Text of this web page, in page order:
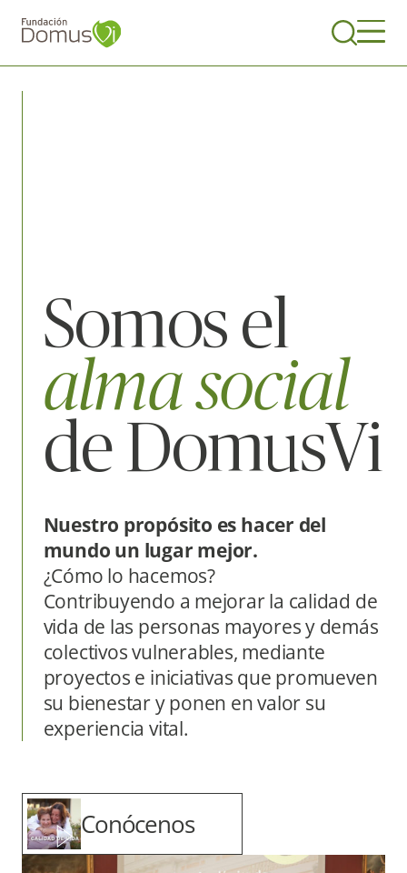
Somos el
alma social
de DomusVi
Nuestro propósito es hacer del
mundo un lugar mejor.
¿Cómo lo hacemos?
Contribuyendo a mejorar la calidad de
vida de las personas mayores y demás
colectivos vulnerables, mediante
proyectos e iniciativas que promueven
su bienestar y ponen en valor su
experiencia vital.
Conócenos